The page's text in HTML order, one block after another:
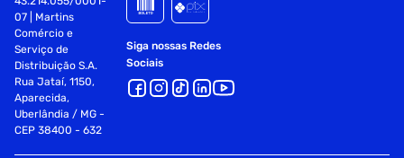
07 | Martins
Comércio e
Serviço de
Distribuição S.A.
Rua Jataí, 1150,
Aparecida,
Uberlândia / MG -
CEP 38400 - 632
Siga nossas Redes
Sociais